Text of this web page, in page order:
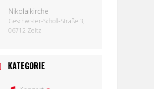
Nikolaikirche
Geschwister-Scholl-Straße 3,
06712 Zeitz
KATEGORIE